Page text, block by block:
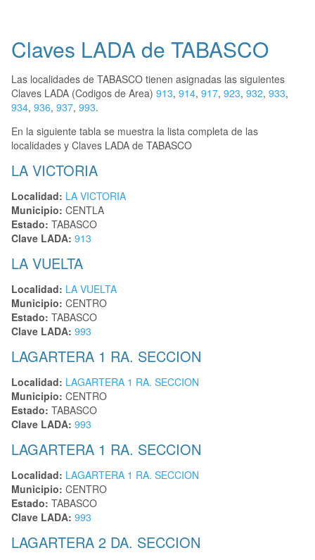
Claves LADA de TABASCO
Las localidades de TABASCO tienen asignadas las siguientes
Claves LADA (Codigos de Area) 913, 914, 917, 923, 932, 933,
934, 936, 937, 993.
En la siguiente tabla se muestra la lista completa de las
localidades y Claves LADA de TABASCO
LA VICTORIA
Localidad: LA VICTORIA
Municipio: CENTLA
Estado: TABASCO
Clave LADA: 913
LA VUELTA
Localidad: LA VUELTA
Municipio: CENTRO
Estado: TABASCO
Clave LADA: 993
LAGARTERA 1 RA. SECCION
Localidad: LAGARTERA 1 RA. SECCION
Municipio: CENTRO
Estado: TABASCO
Clave LADA: 993
LAGARTERA 1 RA. SECCION
Localidad: LAGARTERA 1 RA. SECCION
Municipio: CENTRO
Estado: TABASCO
Clave LADA: 993
LAGARTERA 2 DA. SECCION